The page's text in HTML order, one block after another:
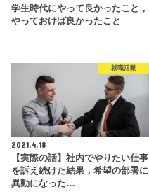
学生時代にやって良かったこと，
やっておけば良かったこと
就職活動
2021.4.18
【実際の話】社内でやりたい仕事
を訴え続けた結果，希望の部署に
異動になった…